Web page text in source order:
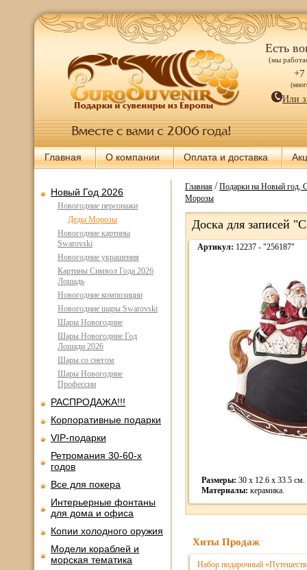
Есть
(мы
+7
Или
Главная О компании Оплата и доставка
Новый Год 2026
Новогодние персонажи
Деды Морозы
Новогодние картины
Swarovski
Новогодние украшения
Картины Символ Года 2026
Лошадь
Новогодние композиции
Новогодние шары Swarovski
Шары Новогодние
Шары Новогодние Год
Лошади 2026
Шары со снегом
Шары Новогодние
Профессии
РАСПРОДАЖА!!!
Корпоративные подарки
VIP-подарки
Ретромания 30-60-х
годов
Все для покера
Интерьерные фонтаны
для дома и офиса
Копии холодного оружия
Модели кораблей и
морская тематика
Главная/Подарки на Новый год,
Морозы
Доска для записей
Артикул: 12237 - "256187"
Размеры: 30 x 12.6 x 33.5 см.
Материалы: керамика.
Хиты Продаж
Набор подарочный